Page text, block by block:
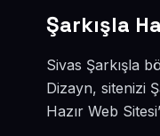
Şarkışla
Sivas Şarkışla
Dizayn, sitenizi
Hazır Web